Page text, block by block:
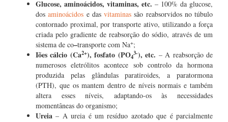
Glucose, aminoácidos, vitaminas, etc. – 100% da glucose,
dosaminoácidos e das vitaminas são reabsorvidos no túbulo
contornado proximal, por transporte ativo, utilizando a força
criada pelo gradiente de reabsorção do sódio, através de um
sistema de co–transporte com Na+;
Iões cálcio (Ca2+), fosfato (PO43-), etc. – A reabsorção de
numerosos eletrólitos acontece sob controlo da hormona
produzida pelas glândulas paratiroides, a paratormona
(PTH), que os mantem dentro de níveis normais e também
altera esses níveis, adaptando-os às necessidades
momentâneas do organismo;
Ureia– A ureia é um resíduo azotado que é parcialmente